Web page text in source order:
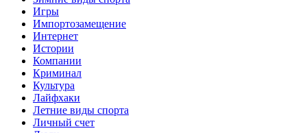
Игры
Импортозамещение
Интернет
Истории
Компании
Криминал
Культура
Лайфхаки
Летние виды спорта
Личный счет